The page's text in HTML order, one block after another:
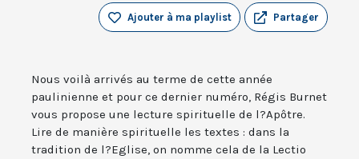
Partager
Ajouter à ma playlist
Nous voilà arrivés au terme de cette année
paulinienne et pour ce dernier numéro, Régis Burnet
vous propose une lecture spirituelle de l?Apôtre.
Lire de manière spirituelle les textes : dans la
tradition de l?Eglise, on nomme cela de la Lectio